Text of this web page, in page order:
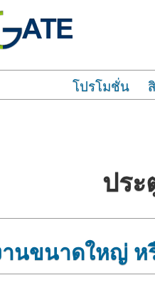
โปรโมชั่น
ปร
านขนาดใหญ่